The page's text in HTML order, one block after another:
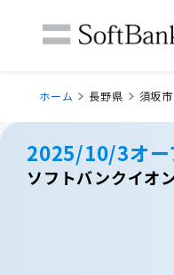
ホーム 長野県 須坂市
2025/10/3オー
ソフトバンクイオ